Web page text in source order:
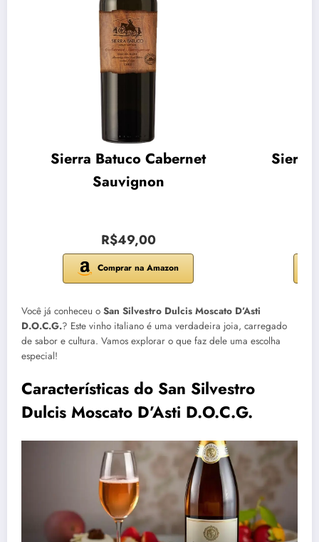
Sierra Batuco Cabernet
Sauvignon
R$49,00
Comprar na Amazon
Sierra
Você já conheceu o San Silvestro Dulcis Moscato D’Asti
D.O.C.G.? Este vinho italiano é uma verdadeira joia, carregado
de sabor e cultura. Vamos explorar o que faz dele uma escolha
especial!
Características do San Silvestro
Dulcis Moscato D’Asti D.O.C.G.